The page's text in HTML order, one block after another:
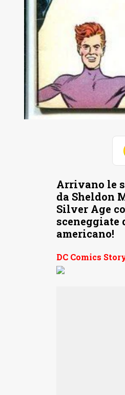
Arrivano le
da Sheldon
Silver Age
sceneggiate
americano!
DC Comics